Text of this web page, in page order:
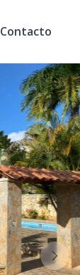
Contacto